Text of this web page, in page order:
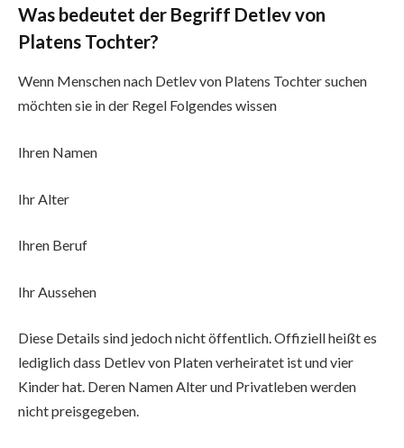
Was bedeutet der Begriff Detlev von
Platens Tochter?
Wenn Menschen nach Detlev von Platens Tochter suchen
möchten sie in der Regel Folgendes wissen
Ihren Namen
Ihr Alter
Ihren Beruf
Ihr Aussehen
Diese Details sind jedoch nicht öffentlich. Offiziell heißt es
lediglich dass Detlev von Platen verheiratet ist und vier
Kinder hat. Deren Namen Alter und Privatleben werden
nicht preisgegeben.